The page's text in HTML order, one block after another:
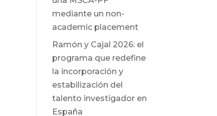
mediante un non-
academic placement
Ramón y Cajal 2026: el
programa que redefine
la incorporación y
estabilización del
talento investigador en
España